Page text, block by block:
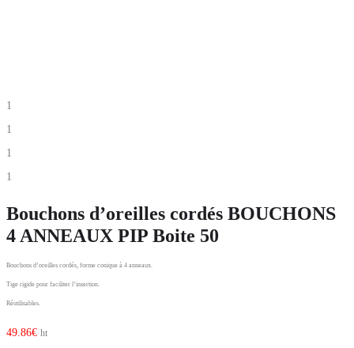
1
1
1
1
Bouchons d’oreilles cordés BOUCHONS
4 ANNEAUX PIP Boite 50
Bouchons d’oreilles cordés, forme conique à 4 anneaux.
Tige rigide pour faciliter l’insertion.
Réutilisables.
49.86€ ht